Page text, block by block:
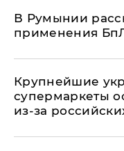
В Румынии
применения
Крупнейшие
супермаркеты
из-за